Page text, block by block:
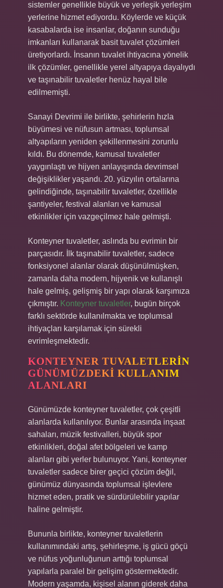
sistemler genellikle büyük ve yerleşik yerleşim
yerlerine hizmet ediyordu. Köylerde ve küçük
kasabalarda ise insanlar, doğanın sunduğu
imkanları kullanarak basit tuvalet çözümleri
üretiyorlardı. İnsanın tuvalet ihtiyacına yönelik
ilk çözümler, genellikle yerel altyapıya dayalıydı
ve taşınabilir tuvaletler henüz hayal bile
edilmemişti.
Sanayi Devrimi ile birlikte, şehirlerin hızla
büyümesi ve nüfusun artması, toplumsal
altyapıların yeniden şekillenmesini zorunlu
kıldı. Bu dönemde, kamusal tuvaletler
yaygınlaştı ve hijyen anlayışında devrimsel
değişiklikler yaşandı. 20. yüzyılın ortalarına
gelindiğinde, taşınabilir tuvaletler, özellikle
şantiyeler, festival alanları ve kamusal
etkinlikler için vazgeçilmez hale gelmişti.
Konteyner tuvaletler, aslında bu evrimin bir
parçasıdır. İlk taşınabilir tuvaletler, sadece
fonksiyonel alanlar olarak düşünülmüşken,
zamanla daha modern, hijyenik ve kullanışlı
hale gelmiş, gelişmiş bir yapı olarak karşımıza
çıkmıştır. Konteyner tuvaletler, bugün birçok
farklı sektörde kullanılmakta ve toplumsal
ihtiyaçları karşılamak için sürekli
evrimleşmektedir.
KONTEYNER TUVALETLERIN
GÜNÜMÜZDEKI KULLANIM
ALANLARI
Günümüzde konteyner tuvaletler, çok çeşitli
alanlarda kullanılıyor. Bunlar arasında inşaat
sahaları, müzik festivalleri, büyük spor
etkinlikleri, doğal afet bölgeleri ve kamp
alanları gibi yerler bulunuyor. Yani, konteyner
tuvaletler sadece birer geçici çözüm değil,
günümüz dünyasında toplumsal işlevlere
hizmet eden, pratik ve sürdürülebilir yapılar
haline gelmiştir.
Bununla birlikte, konteyner tuvaletlerin
kullanımındaki artış, şehirleşme, iş gücü göçü
ve nüfus yoğunluğunun arttığı toplumsal
yapılarla paralel bir gelişim göstermektedir.
Modern yaşamda, kişisel alanın giderek daha